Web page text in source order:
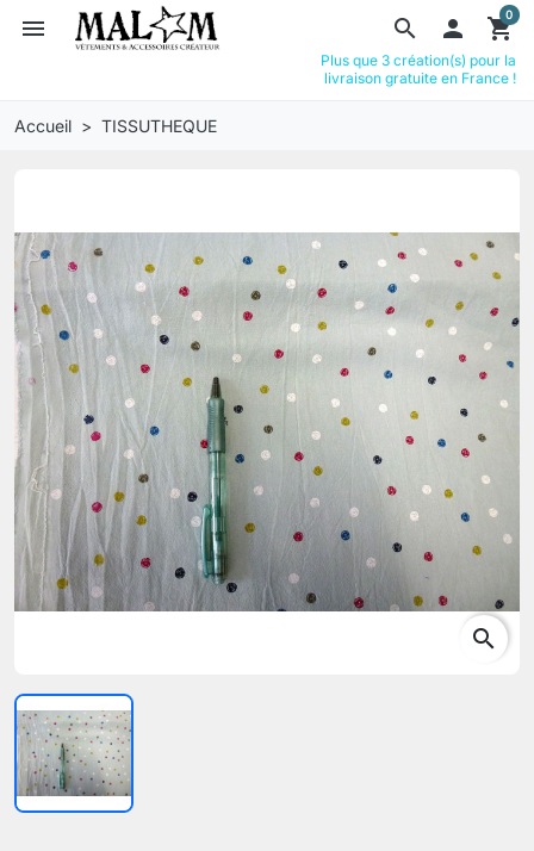
search
menu  shopping_cart
0
Plus que 3 création(s) pour la
livraison gratuite en France !
Accueil TISSUTHEQUE
search